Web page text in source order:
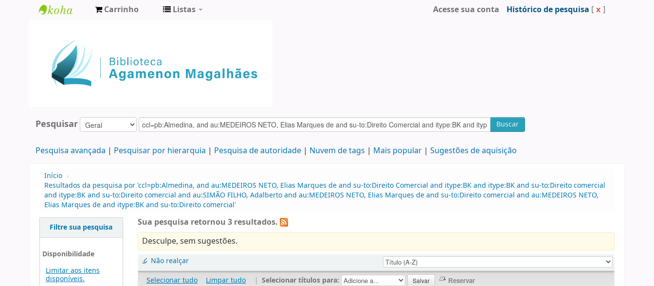
Agamenon
Magalhães
Carrinho Listas Acesse sua conta Histórico de pesquisa [ x ]
Pesquisar Buscar
Pesquisa avançada Pesquisar por hierarquia Pesquisa de autoridade Nuvem de tags Mais popular Sugestões de aquisição
Início ›
Resultados da pesquisa por 'ccl=pb:Almedina, and au:MEDEIROS NETO, Elias Marques de and su-to:Direito Comercial and itype:BK and itype:BK and su-to:Direito comercial
and itype:BK and su-to:Direito comercial and au:SIMÃO FILHO, Adalberto and au:MEDEIROS NETO, Elias Marques de and su-to:Direito comercial and au:MEDEIROS NETO,
Elias Marques de and itype:BK and su-to:Direito comercial'
Filtre sua pesquisa
Disponibilidade
Limitar aos itens
disponíveis.
Sua pesquisa retornou 3 resultados.
Desculpe, sem sugestões.
Não realçar
Selecionar tudo
Limpar tudo | Selecionar títulos para: